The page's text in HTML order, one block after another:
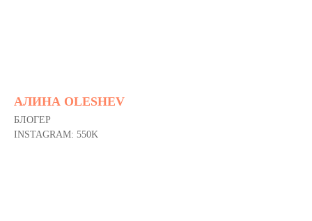
АЛИНА OLESHEV
БЛОГЕР
INSTAGRAM: 550K